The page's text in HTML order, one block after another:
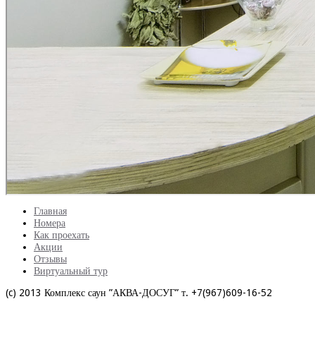
Главная
Номера
Как проехать
Акции
Отзывы
Виртуальный тур
(c) 2013 Комплекс саун ”АКВА-ДОСУГ” т. +7(967)609-16-52